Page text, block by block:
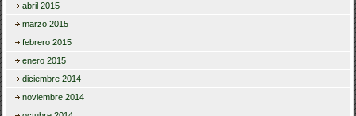
abril 2015
marzo 2015
febrero 2015
enero 2015
diciembre 2014
noviembre 2014